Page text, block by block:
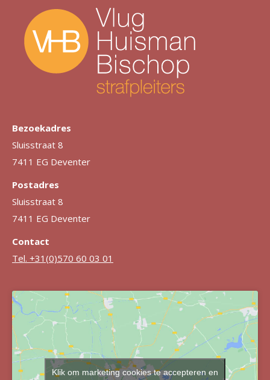
Bezoekadres
Sluisstraat 8
7411 EG Deventer
Postadres
Sluisstraat 8
7411 EG Deventer
Contact
Tel. +31(0)570 60 03 01
Klik om marketing cookies te accepteren en